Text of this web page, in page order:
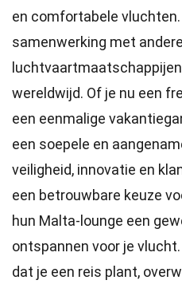
en comfortabele vluchten.
samenwerking met andere
wereldwijd. Of je nu een
een eenmalige
een soepele en
veiligheid, innovatie en
een betrouwbare keuze
hun Malta-lounge een
ontspannen voor je
dat je een reis plant,